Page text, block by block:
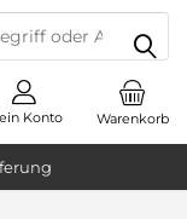
Warenkorb
Konto